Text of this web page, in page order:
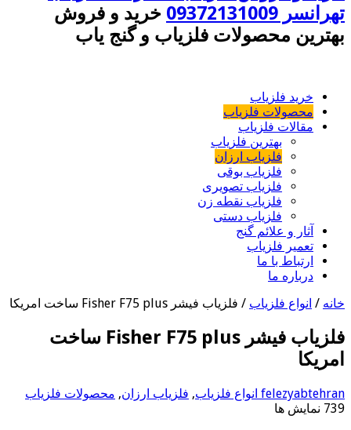
تهرانسر 09372131009
خرید و فروش
بهترین محصولات فلزیاب و گنج یاب
خرید فلزیاب
محصولات فلزیاب
مقالات فلزیاب
بهترین فلزیاب
فلزیاب ارزان
فلزیاب بوقی
فلزیاب تصویری
فلزیاب نقطه زن
فلزیاب دستی
آثار و علائم گنج
تعمیر فلزیاب
ارتباط با ما
درباره ما
خانه / انواع فلزیاب / فلزیاب فیشر Fisher F75 plus ساخت امریکا
فلزیاب فیشر Fisher F75 plus ساخت
امریکا
felezyabtehran انواع فلزیاب, فلزیاب ارزان, محصولات فلزیاب
739 نمایش ها